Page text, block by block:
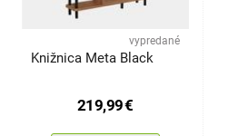
vypredané
Knižnica Meta Black
219,99€